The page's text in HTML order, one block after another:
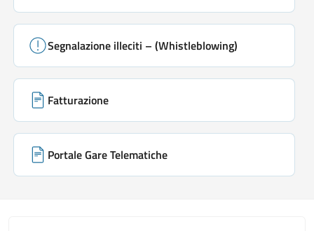
Segnalazione illeciti – (Whistleblowing)
Fatturazione
Portale Gare Telematiche